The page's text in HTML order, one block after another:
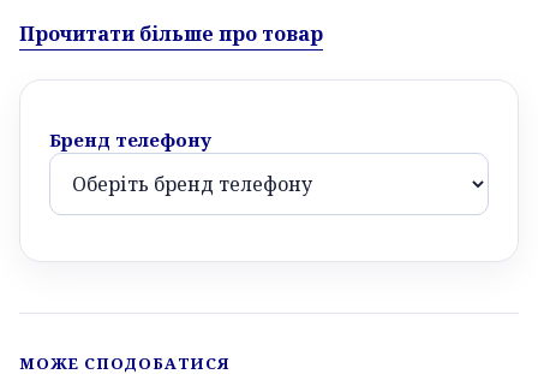
Прочитати більше про товар
Бренд телефону
МОЖЕ СПОДОБАТИСЯ